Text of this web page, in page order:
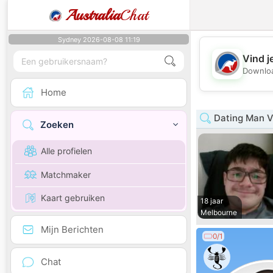
AustraliaChat
Sydney 2026-08-08 11:19
Home
Zoeken
Alle profielen
Matchmaker
Kaart gebruiken
Mijn Berichten
Chat
Vind
Dating Man
18 jaar
Melbourne
0/1